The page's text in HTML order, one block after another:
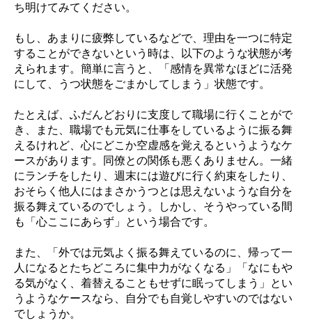
ち明けてみてください。
もし、あまりに疲弊しているなどで、理由を一つに特定
することができないという時は、以下のような状態が考
えられます。簡単に言うと、「感情を異常なほどに活発
にして、うつ状態をごまかしてしまう」状態です。
たとえば、ふだんどおりに支度して職場に行くことがで
き、また、職場でも元気に仕事をしているように振る舞
えるけれど、心にどこか空虚感を覚えるというようなケ
ースがあります。同僚との関係も悪くありません。一緒
にランチをしたり、週末には遊びに行く約束をしたり、
おそらく他人にはまさかうつとは思えないような自分を
振る舞えているのでしょう。しかし、そうやっている間
も「心ここにあらず」という場合です。
また、「外では元気よく振る舞えているのに、帰って一
人になるとたちどころに集中力がなくなる」「なにもや
る気がなく、着替えることもせずに眠ってしまう」とい
うようなケースなら、自分でも自覚しやすいのではない
でしょうか。